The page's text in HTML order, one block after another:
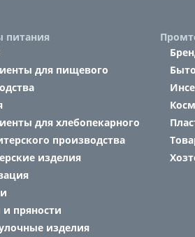
питания
для пищевого
для хлебопекарного
производства
изделия
пряности
изделия